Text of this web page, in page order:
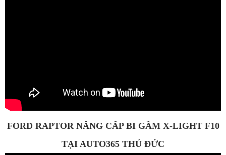
FORD RAPTOR NÂNG CẤP BI GẦM X-LIGHT F10
TẠI AUTO365 THỦ ĐỨC